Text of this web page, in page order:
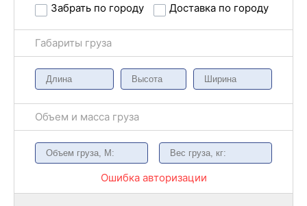
Забрать по городу Доставка по городу
Габариты груза
Объем и масса груза
Ошибка авторизации